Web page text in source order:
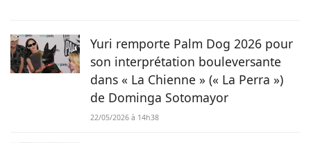
cause animale, il n’hésite pas à jouer les familles d’accueil
pour des boules de poils dans le besoin.
Yuri remporte Palm Dog 2026 pour
son interprétation bouleversante
dans « La Chienne » (« La Perra »)
de Dominga Sotomayor
22/05/2026 à 14h38